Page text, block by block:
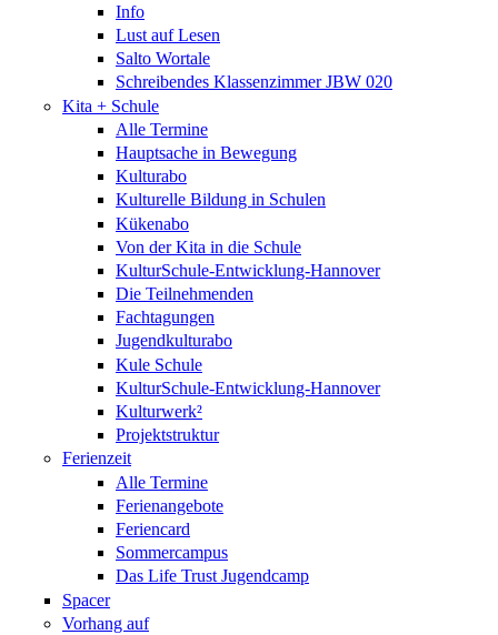
Info
Lust auf Lesen
Salto Wortale
Schreibendes Klassenzimmer JBW 020
Kita + Schule
Alle Termine
Hauptsache in Bewegung
Kulturabo
Kulturelle Bildung in Schulen
Kükenabo
Von der Kita in die Schule
KulturSchule-Entwicklung-Hannover
Die Teilnehmenden
Fachtagungen
Jugendkulturabo
Kule Schule
KulturSchule-Entwicklung-Hannover
Kulturwerk²
Projektstruktur
Ferienzeit
Alle Termine
Ferienangebote
Feriencard
Sommercampus
Das Life Trust Jugendcamp
Spacer
Vorhang auf